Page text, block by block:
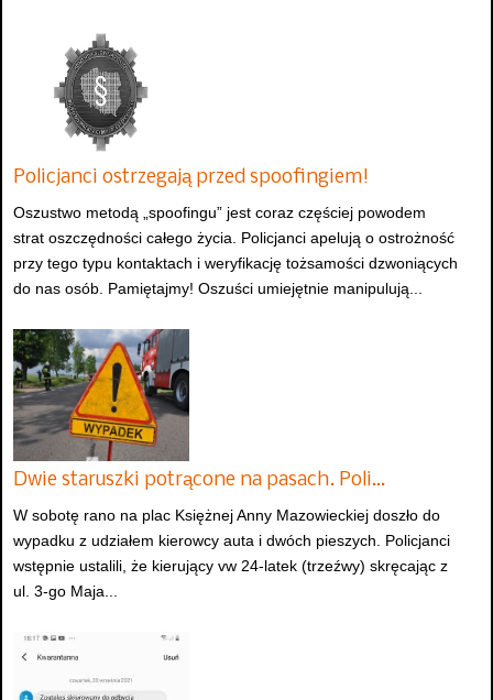
Policjanci ostrzegają przed spoofingiem!
Oszustwo metodą „spoofingu” jest coraz częściej powodem
strat oszczędności całego życia. Policjanci apelują o ostrożność
przy tego typu kontaktach i weryfikację tożsamości dzwoniących
do nas osób. Pamiętajmy! Oszuści umiejętnie manipulują...
Dwie staruszki potrącone na pasach. Poli…
W sobotę rano na plac Księżnej Anny Mazowieckiej doszło do
wypadku z udziałem kierowcy auta i dwóch pieszych. Policjanci
wstępnie ustalili, że kierujący vw 24-latek (trzeźwy) skręcając z
ul. 3-go Maja...